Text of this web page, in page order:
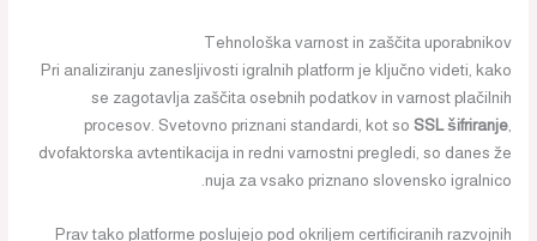
Tehnološka varnost in zaščita uporabnikov
Pri analiziranju zanesljivosti igralnih platform je ključno videti, kako
se zagotavlja zaščita osebnih podatkov in varnost plačilnih
procesov. Svetovno priznani standardi, kot so SSL šifriranje,
dvofaktorska avtentikacija in redni varnostni pregledi, so danes že
nuja za vsako priznano slovensko igralnico.
Prav tako platforme poslujejo pod okriljem certificiranih razvojnih